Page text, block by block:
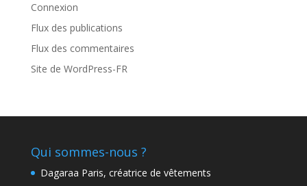
Connexion
Flux des publications
Flux des commentaires
Site de WordPress-FR
Qui sommes-nous ?
Dagaraa Paris, créatrice de vêtements